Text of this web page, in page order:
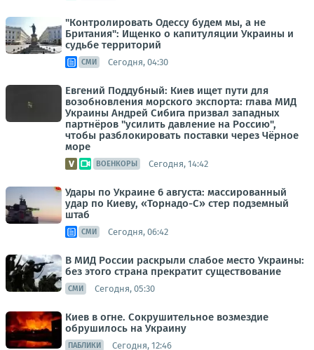
"Контролировать Одессу будем мы, а не
Британия": Ищенко о капитуляции Украины и
судьбе территорий
СМИ Сегодня, 04:30
Евгений Поддубный: Киев ищет пути для
возобновления морского экспорта: глава МИД
Украины Андрей Сибига призвал западных
партнёров "усилить давление на Россию",
чтобы разблокировать поставки через Чёрное
море
ВОЕНКОРЫ Сегодня, 14:42
Удары по Украине 6 августа: массированный
удар по Киеву, «Торнадо-С» стер подземный
штаб
СМИ Сегодня, 06:42
В МИД России раскрыли слабое место Украины:
без этого страна прекратит существование
СМИ Сегодня, 05:30
Киев в огне. Сокрушительное возмездие
обрушилось на Украину
ПАБЛИКИ Сегодня, 12:46